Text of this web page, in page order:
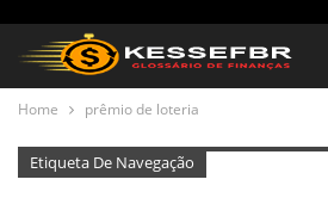
Home prêmio de loteria
Etiqueta De Navegação